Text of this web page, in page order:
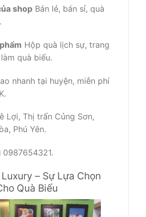
shop Bán lẻ, bán sỉ, quà
Hộp quà lịch sự, trang
quà biếu.
nhanh tại huyện, miễn phí
Lợi, Thị trấn Củng Sơn,
Phú Yên.
0987654321.
– Sự Lựa Chọn
Quà Biếu